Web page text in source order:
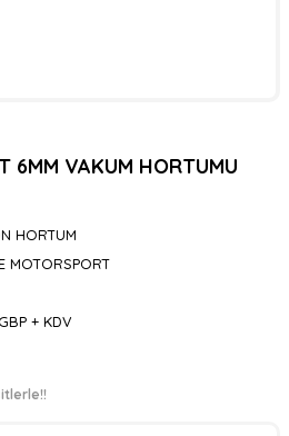
6MM VAKUM HORTUMU
HORTUM
MOTORSPORT
+ KDV